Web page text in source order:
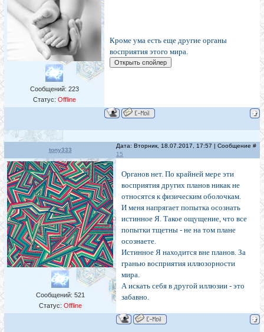
Сообщений: 223
Статус: Offline
Кроме ума есть еще другие органы
восприятия этого мира.
tony333
Дата: Вторник, 18.07.2017, 17:57 | Сообщение #
15
Сообщений: 521
Статус: Offline
Органов нет. По крайней мере эти
восприятия других планов никак не
относятся к физическим оболочкам.
И меня напрягает попытка осознать
истинное Я. Такое ощущение, что все
попытки тщетны - не на том плане
осознаете.
Истинное Я находится вне планов. За
гранью восприятия иллюзорности
мира.
А искать себя в другой иллюзии - это
забавно.